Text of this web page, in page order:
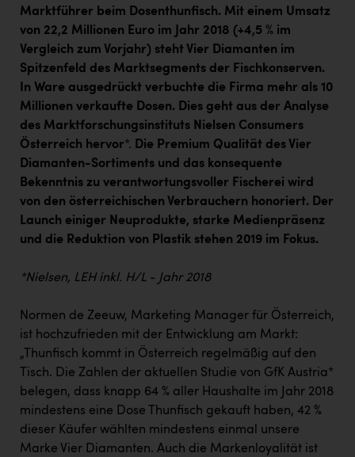
KLIPP Frisör
Kleider Bauer
Kremsmüller Anlagenbau GmbH
Maximarkt
Oldtimer Raststationen und Motorhotels
Österreichischer Kachelofenverband
Orlen
Passage Linz
REMAX
RE/MAX Welcome
Resch&Frisch
RUBBLE MASTER
Ruderclub Wels
Marktführer beim Dosenthunfisch. Mit einem Umsatz
von 22,2 Millionen Euro im Jahr 2018 (+4,5 % im
Vergleich zum Vorjahr) steht Vier Diamanten im
Spitzenfeld des Marktsegments der Fischkonserven.
In Ware ausgedrückt verbuchte die Firma mehr als 10
Millionen verkaufte Dosen. Dies geht aus der Analyse
des Marktforschungsinstituts Nielsen Consumers
Österreich hervor*. Die Premium Qualität des Vier
Diamanten-Sortiments und das konsequente
Bekenntnis zu verantwortungsvoller Fischerei wird
von den österreichischen Verbrauchern honoriert. Der
Launch einiger Neuprodukte, starke Medienpräsenz
und die Reduktion von Plastik stehen 2019 im Fokus.
*Nielsen, LEH inkl. H/L - Jahr 2018
Normen de Zeeuw, Marketing Manager für Österreich,
ist hochzufrieden mit der Entwicklung am Markt:
„Thunfisch kommt in Österreich regelmäßig auf den
Tisch. Die Zahlen der aktuellen Studie von GfK Austria*
belegen, dass knapp 64 % aller Haushalte im Jahr 2018
mindestens eine Dose Thunfisch gekauft haben, 42 %
dieser Käufer wählten mindestens einmal unsere
Marke Vier Diamanten. Auch die Markenloyalität ist